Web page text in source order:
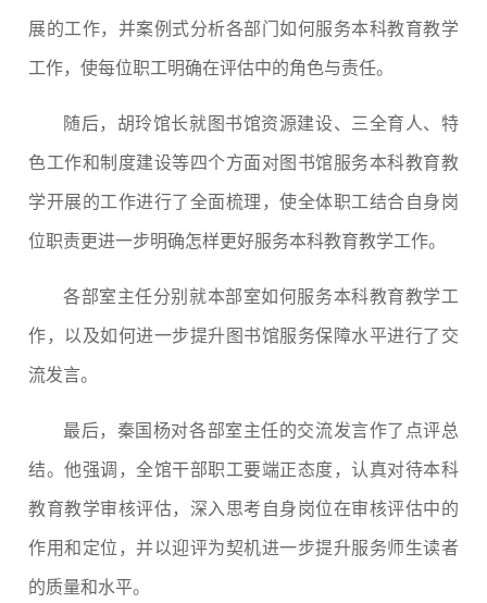
展的工作，并案例式分析各部门如何服务本科教育教学
工作，使每位职工明确在评估中的角色与责任。
随后，胡玲馆长就图书馆资源建设、三全育人、特
色工作和制度建设等四个方面对图书馆服务本科教育教
学开展的工作进行了全面梳理，使全体职工结合自身岗
位职责更进一步明确怎样更好服务本科教育教学工作。
各部室主任分别就本部室如何服务本科教育教学工
作，以及如何进一步提升图书馆服务保障水平进行了交
流发言。
最后，秦国杨对各部室主任的交流发言作了点评总
结。他强调，全馆干部职工要端正态度，认真对待本科
教育教学审核评估，深入思考自身岗位在审核评估中的
作用和定位，并以迎评为契机进一步提升服务师生读者
的质量和水平。